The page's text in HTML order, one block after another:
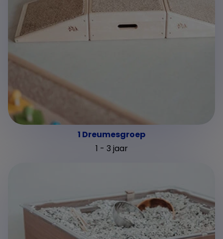
1 Dreumesgroep
1 - 3 jaar